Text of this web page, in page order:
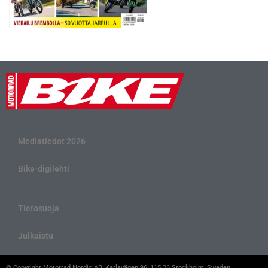
Mediatiedot 2026
Bike-digilehti
Tietosuoja
Julkaistu